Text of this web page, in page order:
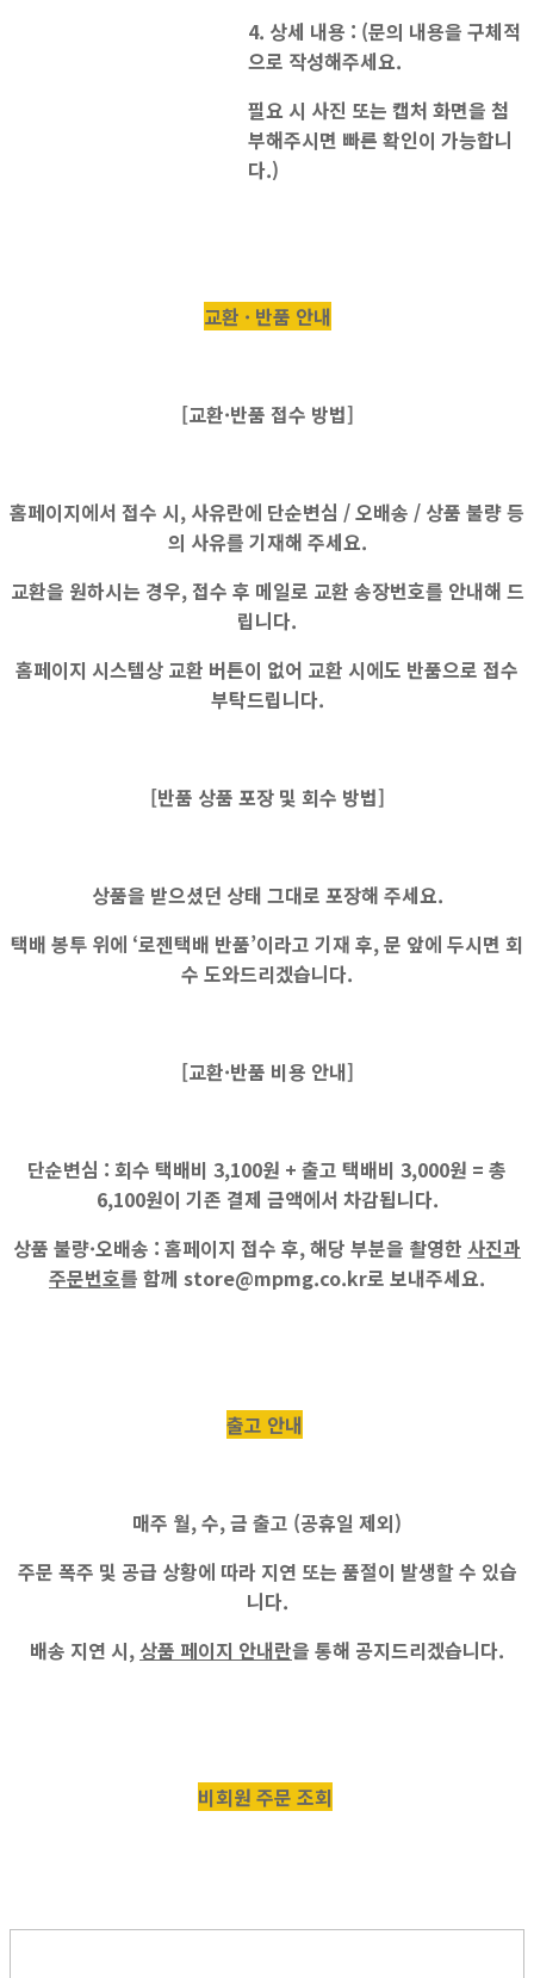
4. 상세 내용 : (문의 내용을 구체적
으로 작성해주세요.
필요 시 사진 또는 캡처 화면을 첨
부해주시면 빠른 확인이 가능합니
다.)
교환 · 반품 안내
[교환·반품 접수 방법]
홈페이지에서 접수 시, 사유란에 단순변심 / 오배송 / 상품 불량등
의 사유를 기재해 주세요.
교환을 원하시는 경우, 접수 후 메일로 교환 송장번호를 안내해 드
립니다.
홈페이지 시스템상 교환 버튼이 없어 교환 시에도 반품으로 접수
부탁드립니다.
[반품 상품 포장 및 회수 방법]
상품을 받으셨던 상태 그대로 포장해 주세요.
택배 봉투 위에 ‘로젠택배 반품’이라고 기재 후, 문 앞에 두시면 회
수 도와드리겠습니다.
[교환·반품 비용 안내]
단순변심 : 회수 택배비 3,100원 + 출고 택배비 3,000원 = 총
6,100원이 기존 결제 금액에서 차감됩니다.
상품 불량·오배송 : 홈페이지 접수 후, 해당 부분을 촬영한 사진과
주문번호를 함께 store@mpmg.co.kr로 보내주세요.
출고 안내
매주 월, 수, 금 출고 (공휴일 제외)
주문 폭주 및 공급 상황에 따라 지연 또는 품절이 발생할 수 있습
니다.
배송 지연 시, 상품 페이지 안내란을 통해 공지드리겠습니다.
비회원 주문 조회